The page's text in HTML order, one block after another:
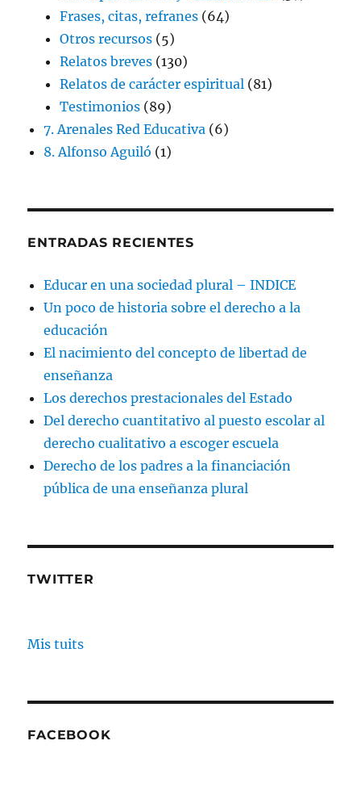
Frases, citas, refranes (64)
Otros recursos (5)
Relatos breves (130)
Relatos de carácter espiritual (81)
Testimonios (89)
7. Arenales Red Educativa (6)
8. Alfonso Aguiló (1)
ENTRADAS RECIENTES
Educar en una sociedad plural – INDICE
Un poco de historia sobre el derecho a la
educación
El nacimiento del concepto de libertad de
enseñanza
Los derechos prestacionales del Estado
Del derecho cuantitativo al puesto escolar al
derecho cualitativo a escoger escuela
Derecho de los padres a la financiación
pública de una enseñanza plural
TWITTER
Mis tuits
FACEBOOK